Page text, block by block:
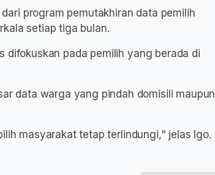
program pemutakhiran data pemilih
setiap tiga bulan.
difokuskan pada pemilih yang berada di
data warga yang pindah domisili maupun
masyarakat tetap terlindungi," jelas Igo.